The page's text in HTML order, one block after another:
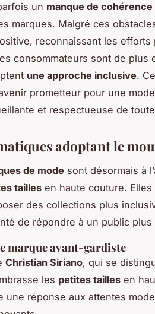
un manque de cohérence
marques. Malgré ces
reconnaissant les efforts
consommateurs sont de plus
une approche inclusive.
prometteur pour une
et respectueuse de
adoptant le
de mode sont désormais à
tailles en haute couture.
des collections plus
de répondre à un public plus
marque avant-gardiste
Christian Siriano, qui se
les petites tailles en
une réponse aux attentes